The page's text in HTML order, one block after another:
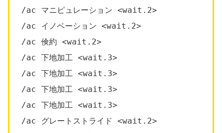
/ac マニピュレーション <wait.2>
/ac イノベーション <wait.2>
/ac 倹約 <wait.2>
/ac 下地加工 <wait.3>
/ac 下地加工 <wait.3>
/ac 下地加工 <wait.3>
/ac 下地加工 <wait.3>
/ac グレートストライド <wait.2>